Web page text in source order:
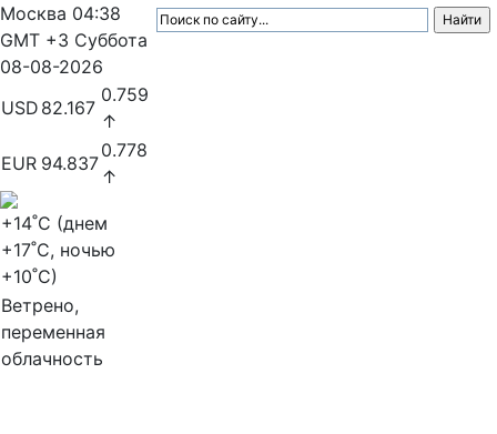
Москва 04:38
GMT +3 Суббота
08-08-2026
USD 82.167
0.759
↑
EUR 94.837
0.778
↑
+14˚C (днем
+17˚C, ночью
+10˚C)
Ветрено,
переменная
облачность